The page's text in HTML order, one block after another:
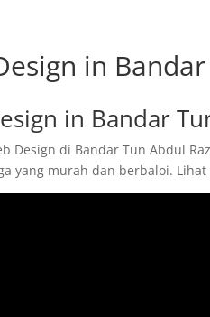
in
in Bandar
Design di Bandar Tun Abdul
yang murah dan berbaloi.